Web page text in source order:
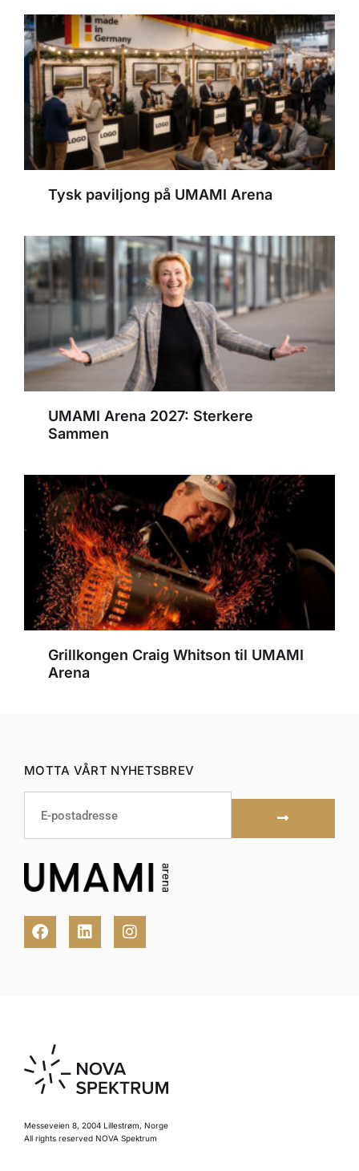
Tysk paviljong på UMAMI Arena
UMAMI Arena 2027: Sterkere
Sammen
Grillkongen Craig Whitson til UMAMI
Arena
MOTTA VÅRT NYHETSBREV
Messeveien 8, 2004 Lillestrøm, Norge
All rights reserved NOVA Spektrum